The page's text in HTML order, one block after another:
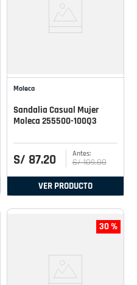
Moleca
Sandalia Casual Mujer
Moleca 255500-100Q3
S/ 87.20 S/ 109.00
VER PRODUCTO
30 %